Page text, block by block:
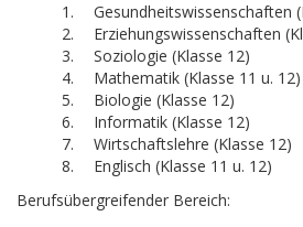
Gesundheitswissenschaften
Erziehungswissenschaften
Soziologie (Klasse 12)
Mathematik (Klasse 11 u. 12)
Biologie (Klasse 12)
Informatik (Klasse 12)
Wirtschaftslehre (Klasse 12)
Englisch (Klasse 11 u. 12)
Berufsübergreifender Bereich: